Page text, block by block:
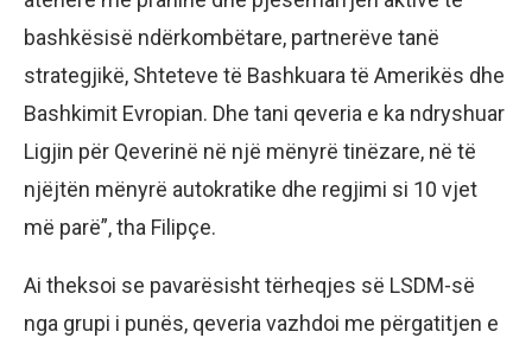
bashkësisë ndërkombëtare, partnerëve tanë
strategjikë, Shteteve të Bashkuara të Amerikës dhe
Bashkimit Evropian. Dhe tani qeveria e ka ndryshuar
Ligjin për Qeverinë në një mënyrë tinëzare, në të
njëjtën mënyrë autokratike dhe regjimi si 10 vjet
më parë”, tha Filipçe.
Ai theksoi se pavarësisht tërheqjes së LSDM-së
nga grupi i punës, qeveria vazhdoi me përgatitjen e